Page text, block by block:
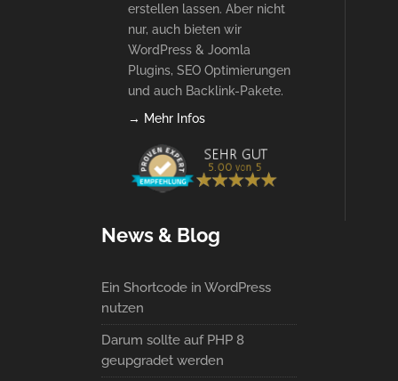
erstellen lassen. Aber nicht
nur, auch bieten wir
WordPress & Joomla
Plugins, SEO Optimierungen
und auch Backlink-Pakete.
→ Mehr Infos
News & Blog
Ein Shortcode in WordPress
nutzen
Darum sollte auf PHP 8
geupgradet werden